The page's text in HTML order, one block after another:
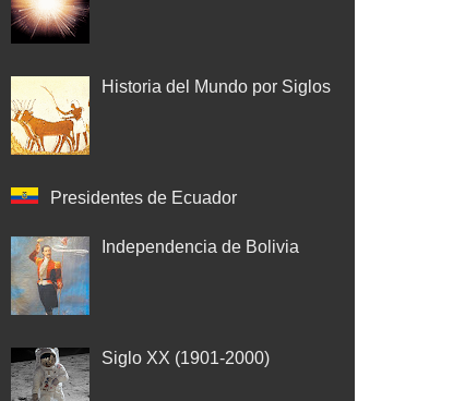
Historia del Mundo por Siglos
Presidentes de Ecuador
Independencia de Bolivia
Siglo XX (1901-2000)